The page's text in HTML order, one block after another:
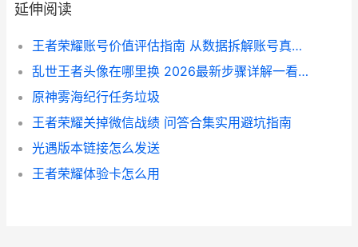
延伸阅读
王者荣耀账号价值评估指南 从数据拆解账号真实含金量
乱世王者头像在哪里换 2026最新步骤详解一看就会
原神雾海纪行任务垃圾
王者荣耀关掉微信战绩 问答合集实用避坑指南
光遇版本链接怎么发送
王者荣耀体验卡怎么用